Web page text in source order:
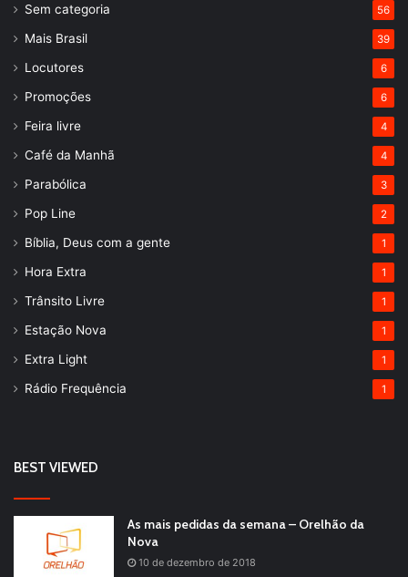
Sem categoria 56
Mais Brasil 39
Locutores 6
Promoções 6
Feira livre 4
Café da Manhã 4
Parabólica 3
Pop Line 2
Bíblia, Deus com a gente 1
Hora Extra 1
Trânsito Livre 1
Estação Nova 1
Extra Light 1
Rádio Frequência 1
BEST VIEWED
As mais pedidas da semana – Orelhão da
Nova
10 de dezembro de 2018